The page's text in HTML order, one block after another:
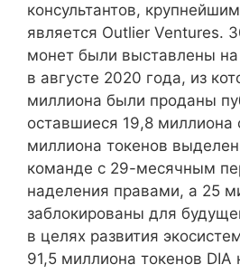
консультантов,
является Outlier Ventures.
монет были выставлены
в августе 2020 года, из
миллиона были проданы
оставшиеся 19,8 миллиона
миллиона токенов
команде с 29-месячным
наделения правами, а 25
заблокированы для
в целях развития
91,5 миллиона токенов DIA